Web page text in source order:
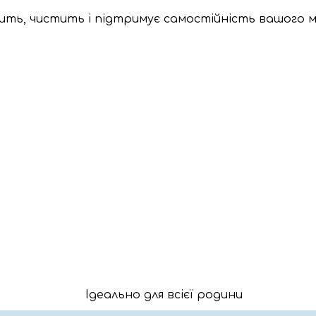
чистить і підтримує самостійність вашого
Ідеально для всієї родини